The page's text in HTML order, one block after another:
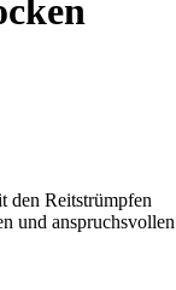
den Reitstrümpfen
und anspruchsvollen